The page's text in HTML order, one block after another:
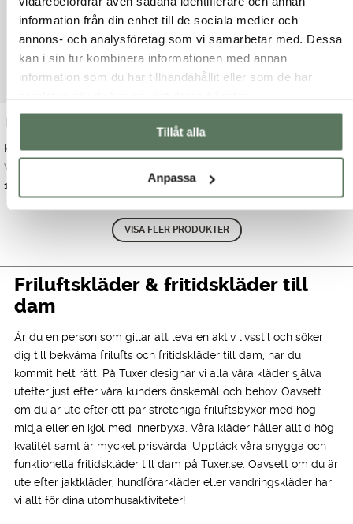
information från din enhet till de sociala medier och
annons- och analysföretag som vi samarbetar med. Dessa
kan i sin tur kombinera informationen med annan
information som du har tillhandahållit eller som de har
Tillåt alla
Anpassa
Kendall Reco Jacket
Vintern i staden k...
Det
ursprungliga
1,199.00
Det
nuvarande
Aurora Reco Jacket
Det
ursprungliga
priset
var:
999.00
Det
nuvarande
priset
är:
VISA FLER PRODUKTER
Friluftskläder & fritidskläder till
dam
Är du en person som gillar att leva en aktiv livsstil och söker
dig till bekväma frilufts och fritidskläder till dam, har du
kommit helt rätt. På Tuxer designar vi alla våra kläder själva
utefter just efter våra kunders önskemål och behov. Oavsett
om du är ute efter ett par stretchiga friluftsbyxor med hög
midja eller en kjol med innerbyxa. Våra kläder håller alltid hög
kvalitét samt är mycket prisvärda. Upptäck våra snygga och
funktionella fritidskläder till dam på Tuxer.se. Oavsett om du är
ute efter jaktkläder, hundförarkläder eller vandringskläder har
vi allt för dina utomhusaktiviteter!